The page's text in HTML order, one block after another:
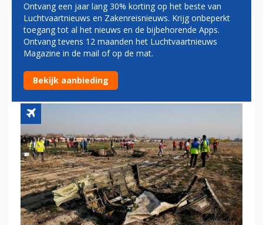
CANADESE RECHTER: IRAN
HAALDE OEKRAÏENSE BOEING
737 BEWUST NEER
Ontvang een jaar lang 30% korting op het beste van
Luchtvaartnieuws en Zakenreisnieuws. Krijg onbeperkt
toegang tot al het nieuws en de bijbehorende Apps.
Ontvang tevens 12 maanden het Luchtvaartnieuws
Magazine in de mail of op de mat.
Bekijk aanbieding